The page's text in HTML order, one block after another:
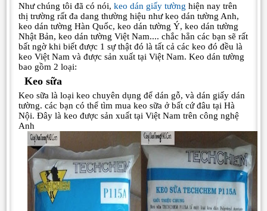
Như chúng tôi đã có nói,keo dán giấy tường hiện nay trên
thị trường rất đa dang thường hiệu như keo dán tường Anh,
keo dán tường Hàn Quốc, keo dán tường Ý, keo dán tường
Nhật Bản, keo dán tường Việt Nam.... chắc hẳn các bạn sẽ rất
bất ngờ khi biết được 1 sự thật đó là tất cả các keo đó đều là
keo Việt Nam và được sản xuất tại Việt Nam. Keo dán tường
bao gồm 2 loại:
Keo sữa
Keo sữa là loại keo chuyên dụng để dán gỗ, và dán giấy dán
tường. các bạn có thể tìm mua keo sữa ở bất cứ đâu tại Hà
Nội. Đây là keo được sản xuất tại Việt Nam trên công nghệ
Anh